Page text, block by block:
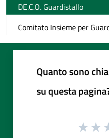
DE.C.O. Guardistallo
Comitato Insieme per
Quanto sono
su questa